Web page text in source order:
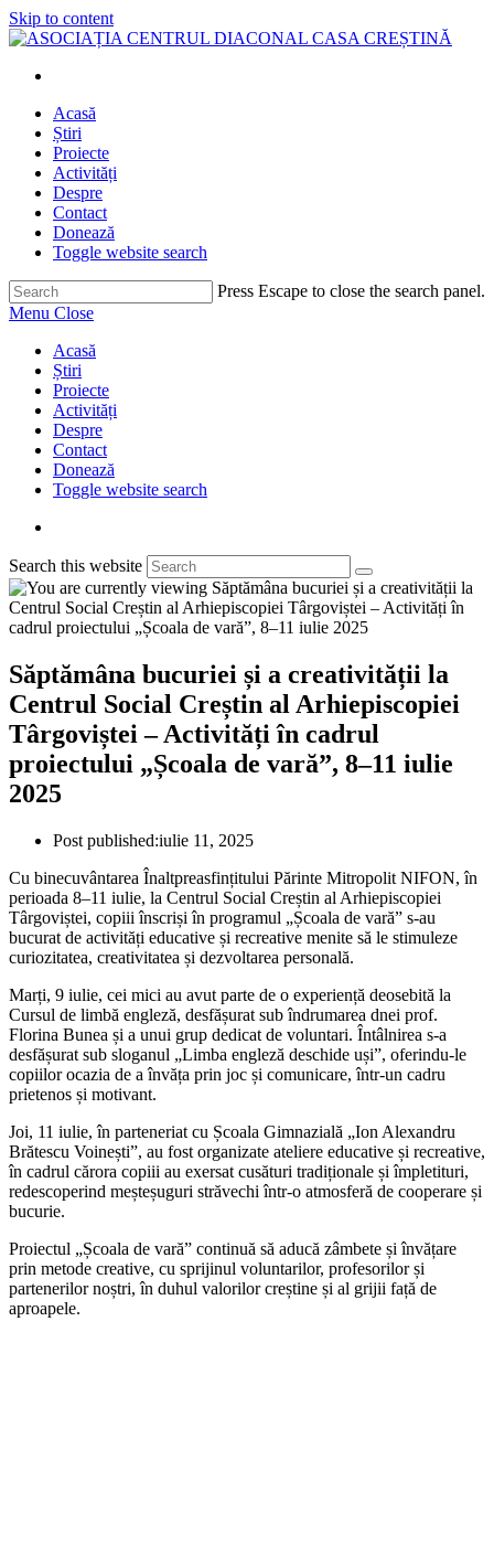
Skip to content
Acasă
Știri
Proiecte
Activități
Despre
Contact
Donează
Toggle website search
Press Escape to close the search panel.
Menu Close
Acasă
Știri
Proiecte
Activități
Despre
Contact
Donează
Toggle website search
Search this website
Săptămâna bucuriei și a creativității la
Centrul Social Creștin al Arhiepiscopiei
Târgoviștei – Activități în cadrul
proiectului „Școala de vară”, 8–11 iulie
2025
Post published:iulie 11, 2025
Cu binecuvântarea Înaltpreasfințitului Părinte Mitropolit NIFON, în
perioada 8–11 iulie, la Centrul Social Creștin al Arhiepiscopiei
Târgoviștei, copiii înscriși în programul „Școala de vară” s-au
bucurat de activități educative și recreative menite să le stimuleze
curiozitatea, creativitatea și dezvoltarea personală.
Marți, 9 iulie, cei mici au avut parte de o experiență deosebită la
Cursul de limbă engleză, desfășurat sub îndrumarea dnei prof.
Florina Bunea și a unui grup dedicat de voluntari. Întâlnirea s-a
desfășurat sub sloganul „Limba engleză deschide uși”, oferindu-le
copiilor ocazia de a învăța prin joc și comunicare, într-un cadru
prietenos și motivant.
Joi, 11 iulie, în parteneriat cu Școala Gimnazială „Ion Alexandru
Brătescu Voinești”, au fost organizate ateliere educative și recreative,
în cadrul cărora copiii au exersat cusături tradiționale și împletituri,
redescoperind meșteșuguri străvechi într-o atmosferă de cooperare și
bucurie.
Proiectul „Școala de vară” continuă să aducă zâmbete și învățare
prin metode creative, cu sprijinul voluntarilor, profesorilor și
partenerilor noștri, în duhul valorilor creștine și al grijii față de
aproapele.